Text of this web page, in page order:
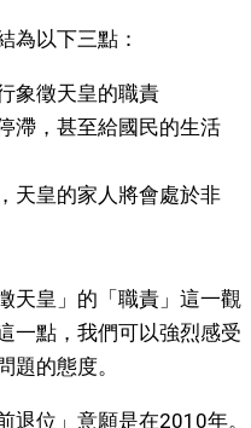
為以下三點：
象徵天皇的職責
滯，甚至給國民的生活
天皇的家人將會處於非
天皇」的「職責」這一觀
一點，我們可以強烈感受
的態度。
位」意願是在2010年。